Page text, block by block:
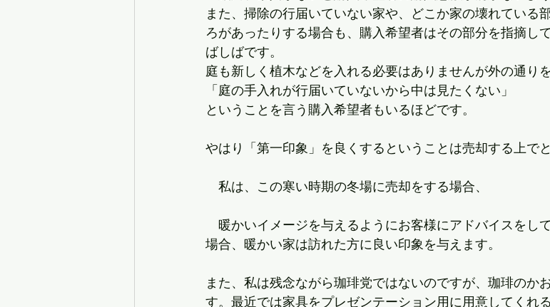
また、掃除の行届いていない家や、どこか家の壊れている
ろがあったりする場合も、購入希望者はその部分を指摘し
ばしばです。
庭も新しく植木などを入れる必要はありませんが外の通り
「庭の手入れが行届いていないから中は見たくない」
ということを言う購入希望者もいるほどです。
やはり「第一印象」を良くするということは売却する上で
私は、この寒い時期の冬場に売却をする場合、
暖かいイメージを与えるようにお客様にアドバイスをし
場合、暖かい家は訪れた方に良い印象を与えます。
また、私は残念ながら珈琲党ではないのですが、珈琲のか
す。最近では家具をプレゼンテーション用に用意してくれ